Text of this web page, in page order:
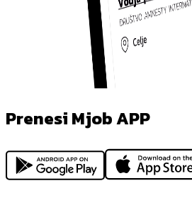
Prenesi Mjob APP